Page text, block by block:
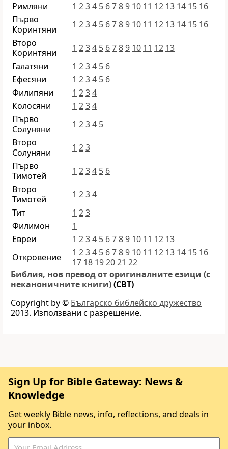
Римляни
1 234 5 6789 10 11 12 13 14 15 16
Първо
Коринтяни
1 234 5 6789 10 11 12 13 14 15 16
Второ
Коринтяни
1 234 5 6789 10 11 12 13
Галатяни
1 234 5 6
Ефесяни
1 234 5 6
Филипяни
1 234
Колосяни
1 234
Първо
Солуняни
1 234 5
Второ
Солуняни
1 23
Първо
Тимотей
1 234 5 6
Второ
Тимотей
1 234
Тит
1 23
Филимон
1
Евреи
1 234 5 6789 10 11 12 13
Откровение
1 234 5 6789 10 11 12 13 14 15 16
17 18 192021 22
Библия, нов превод от оригиналните езици (с
неканоничните книги)(CBT)
Copyright by © Българско библейско дружество
2013. Използвани с разрешение.
Sign Up for Bible Gateway: News &
Knowledge
Get weekly Bible news, info, reflections, and deals in
your inbox.